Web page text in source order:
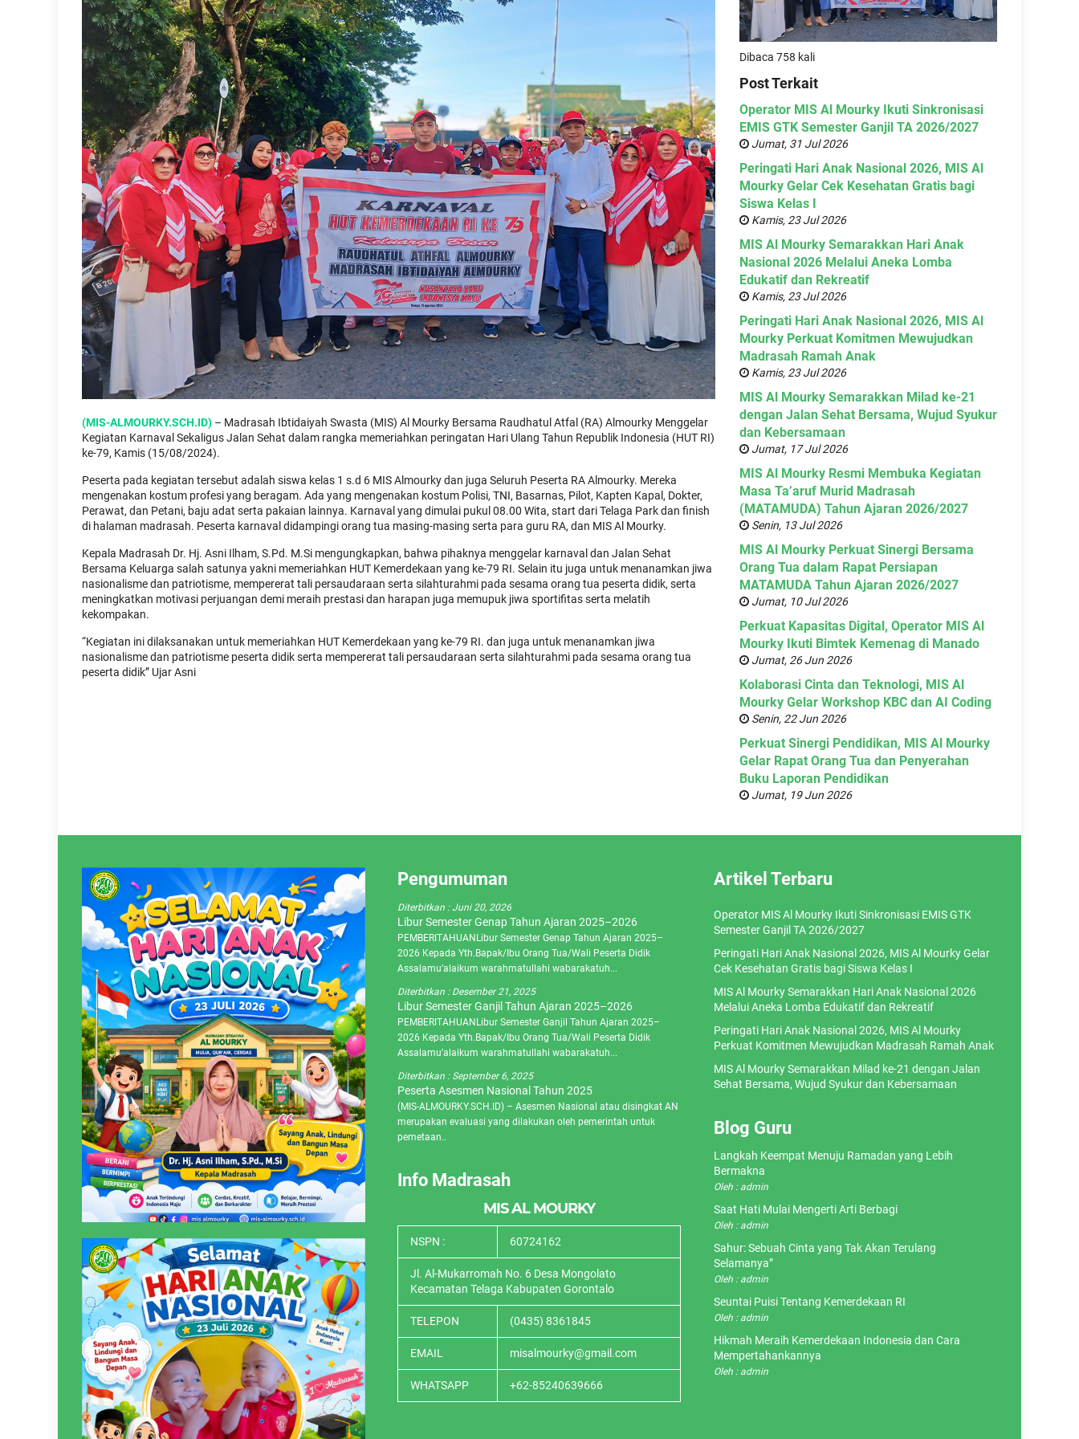
(MIS-ALMOURKY.SCH.ID) – Madrasah Ibtidaiyah Swasta (MIS) Al Mourky Bersama Raudhatul Atfal (RA) Almourky Menggelar
Kegiatan Karnaval Sekaligus Jalan Sehat dalam rangka memeriahkan peringatan Hari Ulang Tahun Republik Indonesia (HUT RI)
ke-79, Kamis (15/08/2024).
Peserta pada kegiatan tersebut adalah siswa kelas 1 s.d 6 MIS Almourky dan juga Seluruh Peserta RA Almourky. Mereka
mengenakan kostum profesi yang beragam. Ada yang mengenakan kostum Polisi, TNI, Basarnas, Pilot, Kapten Kapal, Dokter,
Perawat, dan Petani, baju adat serta pakaian lainnya. Karnaval yang dimulai pukul 08.00 Wita, start dari Telaga Park dan finish
di halaman madrasah. Peserta karnaval didampingi orang tua masing-masing serta para guru RA, dan MIS Al Mourky.
Kepala Madrasah Dr. Hj. Asni Ilham, S.Pd. M.Si mengungkapkan, bahwa pihaknya menggelar karnaval dan Jalan Sehat
Bersama Keluarga salah satunya yakni memeriahkan HUT Kemerdekaan yang ke-79 RI. Selain itu juga untuk menanamkan jiwa
nasionalisme dan patriotisme, mempererat tali persaudaraan serta silahturahmi pada sesama orang tua peserta didik, serta
meningkatkan motivasi perjuangan demi meraih prestasi dan harapan juga memupuk jiwa sportifitas serta melatih
kekompakan.
“Kegiatan ini dilaksanakan untuk memeriahkan HUT Kemerdekaan yang ke-79 RI. dan juga untuk menanamkan jiwa
nasionalisme dan patriotisme peserta didik serta mempererat tali persaudaraan serta silahturahmi pada sesama orang tua
peserta didik” Ujar Asni
Dibaca 758 kali
Post Terkait
Operator MIS Al Mourky Ikuti Sinkronisasi
EMIS GTK Semester Ganjil TA 2026/2027
Jumat, 31 Jul 2026
Peringati Hari Anak Nasional 2026, MIS Al
Mourky Gelar Cek Kesehatan Gratis bagi
Siswa Kelas I
Kamis, 23 Jul 2026
MIS Al Mourky Semarakkan Hari Anak
Nasional 2026 Melalui Aneka Lomba
Edukatif dan Rekreatif
Kamis, 23 Jul 2026
Peringati Hari Anak Nasional 2026, MIS Al
Mourky Perkuat Komitmen Mewujudkan
Madrasah Ramah Anak
Kamis, 23 Jul 2026
MIS Al Mourky Semarakkan Milad ke-21
dengan Jalan Sehat Bersama, Wujud Syukur
dan Kebersamaan
Jumat, 17 Jul 2026
MIS Al Mourky Resmi Membuka Kegiatan
Masa Ta’aruf Murid Madrasah
(MATAMUDA) Tahun Ajaran 2026/2027
Senin, 13 Jul 2026
MIS Al Mourky Perkuat Sinergi Bersama
Orang Tua dalam Rapat Persiapan
MATAMUDA Tahun Ajaran 2026/2027
Jumat, 10 Jul 2026
Perkuat Kapasitas Digital, Operator MIS Al
Mourky Ikuti Bimtek Kemenag di Manado
Jumat, 26 Jun 2026
Kolaborasi Cinta dan Teknologi, MIS Al
Mourky Gelar Workshop KBC dan AI Coding
Senin, 22 Jun 2026
Perkuat Sinergi Pendidikan, MIS Al Mourky
Gelar Rapat Orang Tua dan Penyerahan
Buku Laporan Pendidikan
Jumat, 19 Jun 2026
Pengumuman
Diterbitkan :Juni 20, 2026
Libur Semester Genap Tahun Ajaran 2025–2026
PEMBERITAHUANLibur Semester Genap Tahun Ajaran 2025–
2026 Kepada Yth.Bapak/Ibu Orang Tua/Wali Peserta Didik
Assalamu’alaikum warahmatullahi wabarakatuh...
Diterbitkan : Desember 21, 2025
Libur Semester Ganjil Tahun Ajaran 2025–2026
PEMBERITAHUANLibur Semester Ganjil Tahun Ajaran 2025–
2026 Kepada Yth.Bapak/Ibu Orang Tua/Wali Peserta Didik
Assalamu’alaikum warahmatullahi wabarakatuh...
Diterbitkan : September 6, 2025
Peserta Asesmen Nasional Tahun 2025
(MIS-ALMOURKY.SCH.ID) – Asesmen Nasional atau disingkat AN
merupakan evaluasi yang dilakukan oleh pemerintah untuk
pemetaan..
Info Madrasah
MIS AL MOURKY
NSPN : 60724162
Jl. Al-Mukarromah No. 6 Desa Mongolato
Kecamatan Telaga Kabupaten Gorontalo
TELEPON (0435) 8361845
EMAIL misalmourky@gmail.com
WHATSAPP +62-85240639666
Artikel Terbaru
Operator MIS Al Mourky Ikuti Sinkronisasi EMIS GTK
Semester Ganjil TA 2026/2027
Peringati Hari Anak Nasional 2026, MIS Al Mourky Gelar
Cek Kesehatan Gratis bagi Siswa Kelas I
MIS Al Mourky Semarakkan Hari Anak Nasional 2026
Melalui Aneka Lomba Edukatif dan Rekreatif
Peringati Hari Anak Nasional 2026, MIS Al Mourky
Perkuat Komitmen Mewujudkan Madrasah Ramah Anak
MIS Al Mourky Semarakkan Milad ke-21 dengan Jalan
Sehat Bersama, Wujud Syukur dan Kebersamaan
Blog Guru
Langkah Keempat Menuju Ramadan yang Lebih
Bermakna
Oleh : admin
Saat Hati Mulai Mengerti Arti Berbagi
Oleh : admin
Sahur: Sebuah Cinta yang Tak Akan Terulang
Selamanya”
Oleh : admin
Seuntai Puisi Tentang Kemerdekaan RI
Oleh : admin
Hikmah Meraih Kemerdekaan Indonesia dan Cara
Mempertahankannya
Oleh : admin